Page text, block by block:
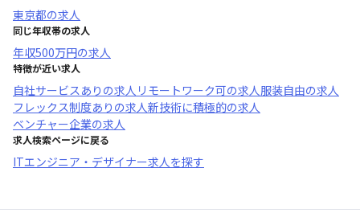
東京都の求人
同じ年収帯の求人
年収500万円の求人
特徴が近い求人
自社サービスあり の求人 リモートワーク可の求人服装自由の求人
フレックス制度あり の求人新技術に積極的の求人
ベンチャー企業の求人
求人検索ページに戻る
ITエンジニア・デザイナー求人を探す